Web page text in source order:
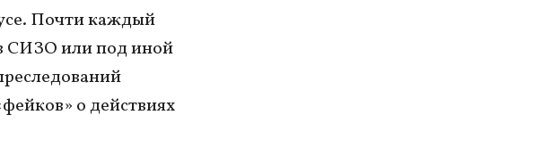
Почти каждый
СИЗО или под иной
о действиях